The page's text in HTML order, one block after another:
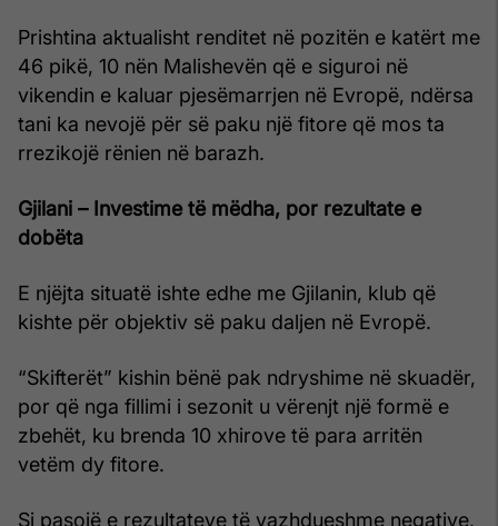
Prishtina aktualisht renditet në pozitën e katërt me
46 pikë, 10 nën Malishevën që e siguroi në
vikendin e kaluar pjesëmarrjen në Evropë, ndërsa
tani ka nevojë për së paku një fitore që mos ta
rrezikojë rënien në barazh.
Gjilani – Investime të mëdha, por rezultate e
dobëta
E njëjta situatë ishte edhe me Gjilanin, klub që
kishte për objektiv së paku daljen në Evropë.
“Skifterët” kishin bënë pak ndryshime në skuadër,
por që nga fillimi i sezonit u vërenjt një formë e
zbehët, ku brenda 10 xhirove të para arritën
vetëm dy fitore.
Si pasojë e rezultateve të vazhdueshme negative,